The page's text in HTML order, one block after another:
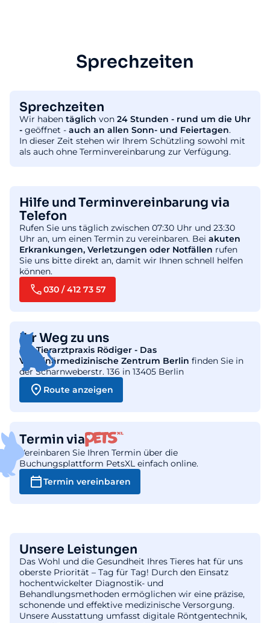
Sprechzeiten
Sprechzeiten
Wir haben täglich von 24 Stunden - rund um die Uhr
- geöffnet - auch an allen Sonn- und Feiertagen.
In dieser Zeit stehen wir Ihrem Schützling sowohl mit
als auch ohne Terminvereinbarung zur Verfügung.
Hilfe und Terminvereinbarung via
Telefon
Rufen Sie uns täglich zwischen 07:30 Uhr und 23:30
Uhr an, um einen Termin zu vereinbaren. Bei akuten
Erkrankungen, Verletzungen oder Notfällen rufen
Sie uns bitte direkt an, damit wir Ihnen schnell helfen
können.
030 / 412 73 57
Ihr Weg zu uns
DieTierarztpraxis Rödiger - Das
Veterinärmedizinische Zentrum Berlin finden Sie in
der Scharnweberstr. 136 in 13405 Berlin
Route anzeigen
Termin via
Vereinbaren Sie Ihren Termin über die
Buchungsplattform PetsXL einfach online.
Termin vereinbaren
Unsere Leistungen
Das Wohl und die Gesundheit Ihres Tieres hat für uns
oberste Priorität – Tag für Tag! Durch den Einsatz
hochentwickelter Diagnostik- und
Behandlungsmethoden ermöglichen wir eine präzise,
schonende und effektive medizinische Versorgung.
Unsere Ausstattung umfasst digitale Röntgentechnik,